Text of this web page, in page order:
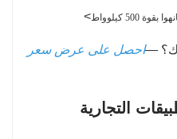
كيلوواط >
—احصل على عرض سعر
التجارية